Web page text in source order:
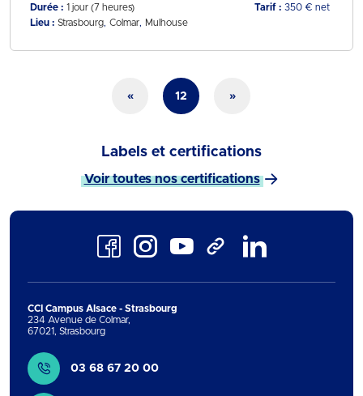
Durée : 1 jour (7 heures) Tarif : 350 € net
Lieu : Strasbourg Colmar Mulhouse
« 12 »
Labels et certifications
Voir toutes nos certifications
FacebookInstagramYoutube TikTok
CCI Campus Alsace - Strasbourg
234 Avenue de Colmar,
67021, Strasbourg
Contact
03 68 67 20 00